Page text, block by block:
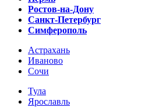
Ростов-на-Дону
Санкт-Петербург
Симферополь
Астрахань
Иваново
Сочи
Тула
Ярославль